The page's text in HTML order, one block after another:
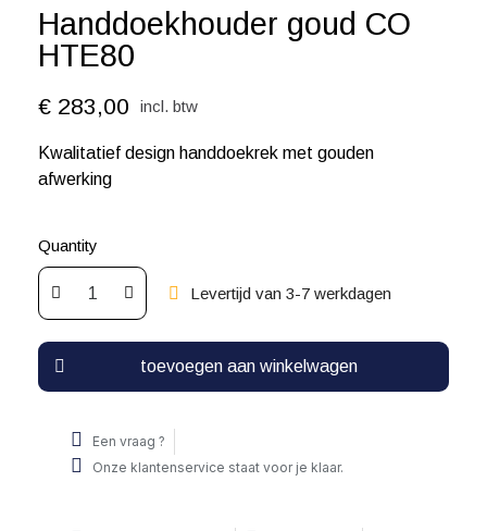
Handdoekhouder goud CO
HTE80
€ 283,00 incl. btw
Kwalitatief design handdoekrek met gouden
afwerking
Quantity
Levertijd van 3-7 werkdagen
toevoegen aan winkelwagen
Een vraag ?
Onze klantenservice staat voor je klaar.